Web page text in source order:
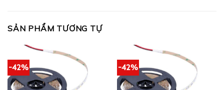
SẢN PHẨM TƯƠNG TỰ
-42% -42%